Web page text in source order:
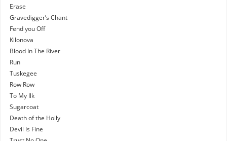
Erase
Gravedigger’s Chant
Fend you Off
Kilonova
Blood In The River
Run
Tuskegee
Row Row
To My Ilk
Sugarcoat
Death of the Holly
Devil Is Fine